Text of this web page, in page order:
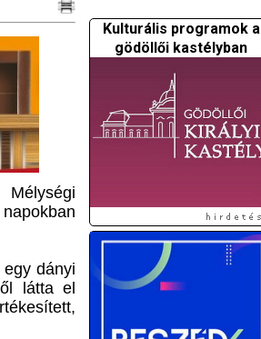
dányi
látta el
Kulturális programok a
gödöllői kastélyban